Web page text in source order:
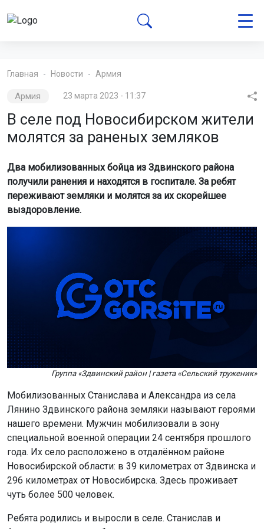
Главная Новости Армия
Армия 23 марта 2023 - 11:37
В селе под Новосибирском жители
молятся за раненых земляков
Два мобилизованных бойца из Здвинского района
получили ранения и находятся в госпитале. За ребят
переживают земляки и молятся за их скорейшее
выздоровление.
Группа «Здвинский район | газета «Сельский труженик»
Мобилизованных Станислава и Александра из села
Лянино Здвинского района земляки называют героями
нашего времени. Мужчин мобилизовали в зону
специальной военной операции 24 сентября прошлого
года. Их село расположено в отдалённом районе
Новосибирской области: в 39 километрах от Здвинска и
296 километрах от Новосибирска. Здесь проживает
чуть более 500 человек.
Ребята родились и выросли в селе. Станислав и